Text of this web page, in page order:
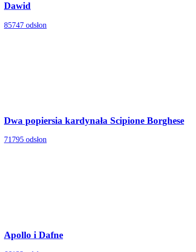
Dawid
85747 odsłon
Dwa popiersia kardynała Scipione Borghese
71795 odsłon
Apollo i Dafne